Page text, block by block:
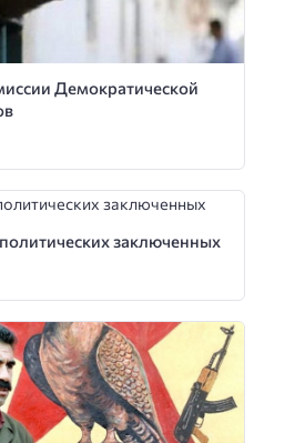
Демократической
заключенных